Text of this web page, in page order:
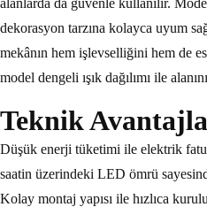
dekorasyon tarzına kolayca uyum
mekânın hem işlevselliğini hem de
model dengeli ışık dağılımı ile
Teknik
Düşük enerji tüketimi ile elektrik
saatin üzerindeki LED ömrü
Kolay montaj yapısı ile hızlıca